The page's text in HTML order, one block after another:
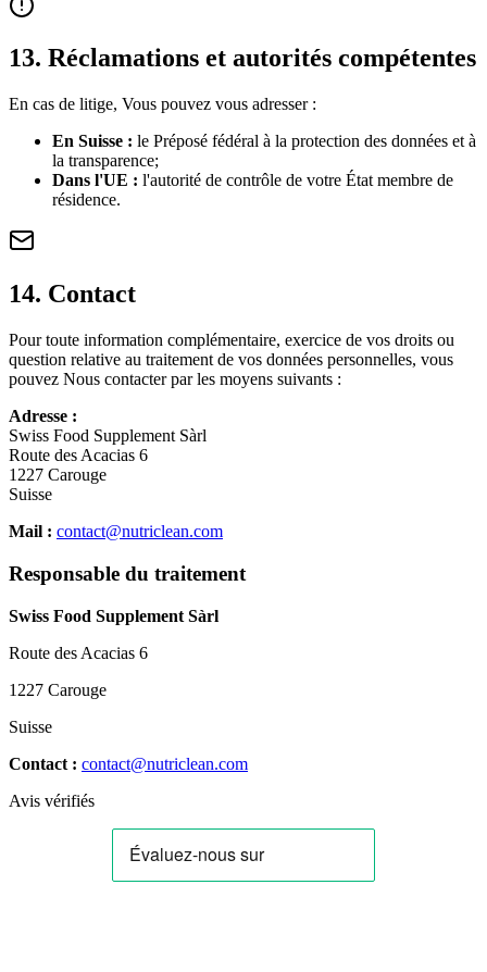
13. Réclamations et autorités compétentes
En cas de litige, Vous pouvez vous adresser :
En Suisse : le Préposé fédéral à la protection des données et à
la transparence;
Dans l'UE : l'autorité de contrôle de votre État membre de
résidence.
14. Contact
Pour toute information complémentaire, exercice de vos droits ou
question relative au traitement de vos données personnelles, vous
pouvez Nous contacter par les moyens suivants :
Adresse :
Swiss Food Supplement Sàrl
Route des Acacias 6
1227 Carouge
Suisse
Mail : contact@nutriclean.com
Responsable du traitement
Swiss Food Supplement Sàrl
Route des Acacias 6
1227 Carouge
Suisse
Contact : contact@nutriclean.com
Avis vérifiés